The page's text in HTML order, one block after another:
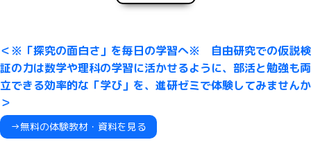
＜※「探究の面白さ」を毎日の学習へ※ 自由研究での仮説検
証の力は数学や理科の学習に活かせるように、部活と勉強も両
立できる効率的な「学び」を、進研ゼミで体験してみませんか
＞
→無料の体験教材・資料を見る